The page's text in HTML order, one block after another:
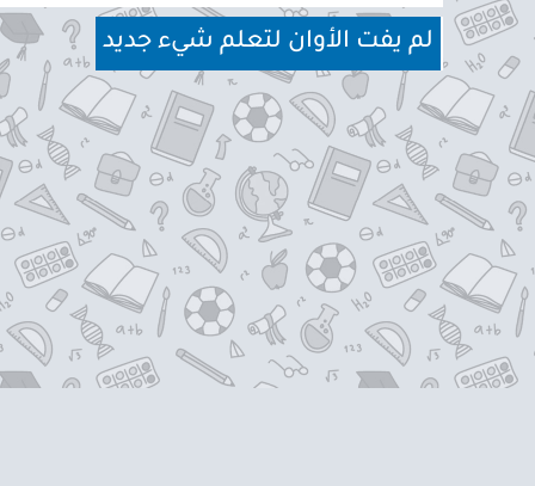
لم يفت الأوان لتعلم شيء جديد